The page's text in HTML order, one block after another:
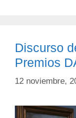
Discurso
Premios
12 noviembre,